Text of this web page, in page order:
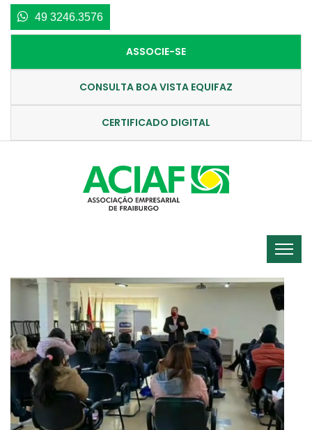
49 3246.3576
ASSOCIE-SE
CONSULTA BOA VISTA EQUIFAZ
CERTIFICADO DIGITAL